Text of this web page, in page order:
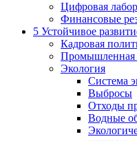
Цифровая
Финансовые
5 Устойчивое
Кадровая
Промышленная
Экология
Система
Выбросы
Отходы
Водные